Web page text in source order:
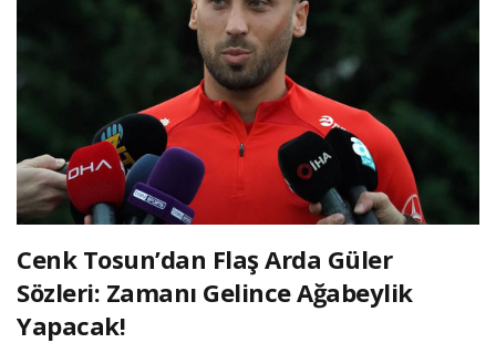
Cenk Tosun’dan Flaş Arda Güler
Sözleri: Zamanı Gelince Ağabeylik
Yapacak!